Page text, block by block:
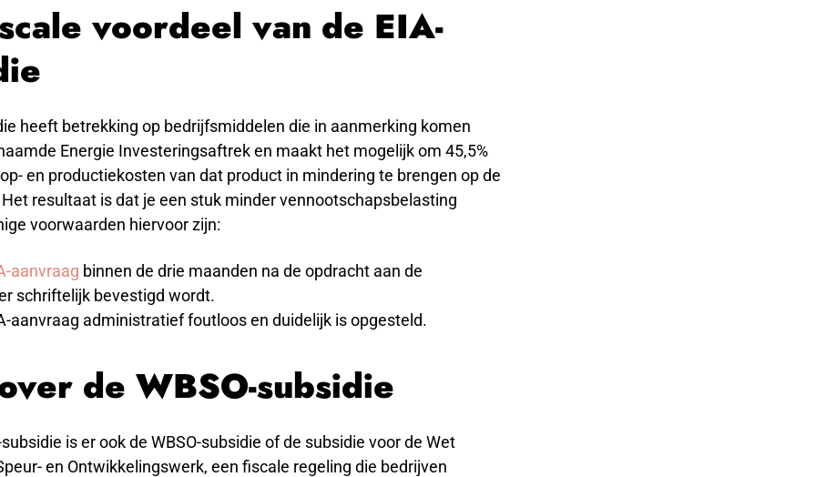
voordeel van de EIA-
heeft betrekking op bedrijfsmiddelen die in aanmerking komen
Energie Investeringsaftrek en maakt het mogelijk om 45,5%
en productiekosten van dat product in mindering te brengen op de
resultaat is dat je een stuk minder vennootschapsbelasting
voorwaarden hiervoor zijn:
aanvraag binnen de drie maanden na de opdracht aan de
schriftelijk bevestigd wordt.
aanvraag administratief foutloos en duidelijk is opgesteld.
de WBSO-subsidie
is er ook de WBSO-subsidie of de subsidie voor de Wet
en Ontwikkelingswerk, een fiscale regeling die bedrijven